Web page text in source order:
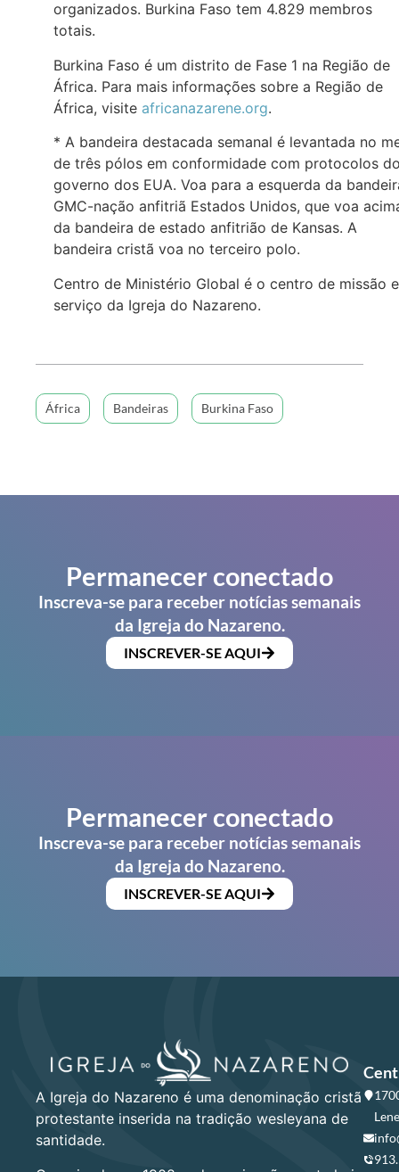
organizados. Burkina Faso tem 4.829 membros
totais.
Burkina Faso é um distrito de Fase 1 na Região de
África. Para mais informações sobre a Região de
África, visite africanazarene.org.
* A bandeira destacada semanal é levantada no
de três pólos em conformidade com protocolos
governo dos EUA. Voa para a esquerda da
GMC-nação anfitriã Estados Unidos, que voa
da bandeira de estado anfitrião de Kansas. A
bandeira cristã voa no terceiro polo.
Centro de Ministério Global é o centro de missão e
serviço da Igreja do Nazareno.
África Bandeiras Burkina Faso
Permanecer conectado
Inscreva-se para receber notícias semanais
da Igreja do Nazareno.
INSCREVER-SE AQUI
Permanecer conectado
Inscreva-se para receber notícias semanais
da Igreja do Nazareno.
INSCREVER-SE AQUI
A Igreja do Nazareno é uma denominação cristã
protestante inserida na tradição wesleyana de
santidade.